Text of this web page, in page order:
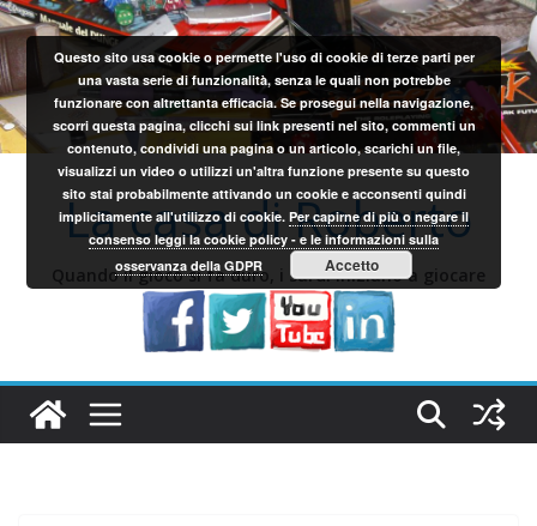
Salta
al
contenuto
La casa di Roberto
Quando il gioco si fa duro, i sardi iniziano a giocare
Questo sito usa cookie o permette l'uso di cookie di terze parti per
una vasta serie di funzionalità, senza le quali non potrebbe
funzionare con altrettanta efficacia. Se prosegui nella navigazione,
scorri questa pagina, clicchi sui link presenti nel sito, commenti un
contenuto, condividi una pagina o un articolo, scarichi un file,
visualizzi un video o utilizzi un'altra funzione presente su questo
sito stai probabilmente attivando un cookie e acconsenti quindi
implicitamente all'utilizzo di cookie.Per capirne di più o negare il
consenso leggi la cookie policy - e le informazioni sulla
osservanza della GDPR
Accetto